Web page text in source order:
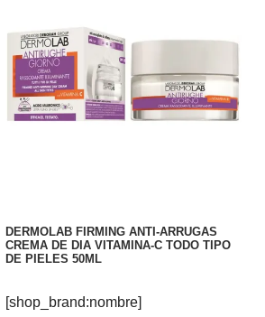
DERMOLAB FIRMING ANTI-ARRUGAS
CREMA DE DIA VITAMINA-C TODO TIPO
DE PIELES 50ML
[shop_brand:nombre]